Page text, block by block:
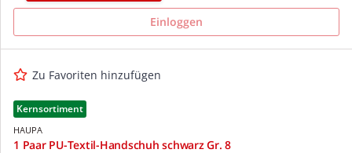
Einloggen
Zu Favoriten hinzufügen
Kernsortiment
HAUPA
1 Paar PU-Textil-Handschuh schwarz Gr. 8